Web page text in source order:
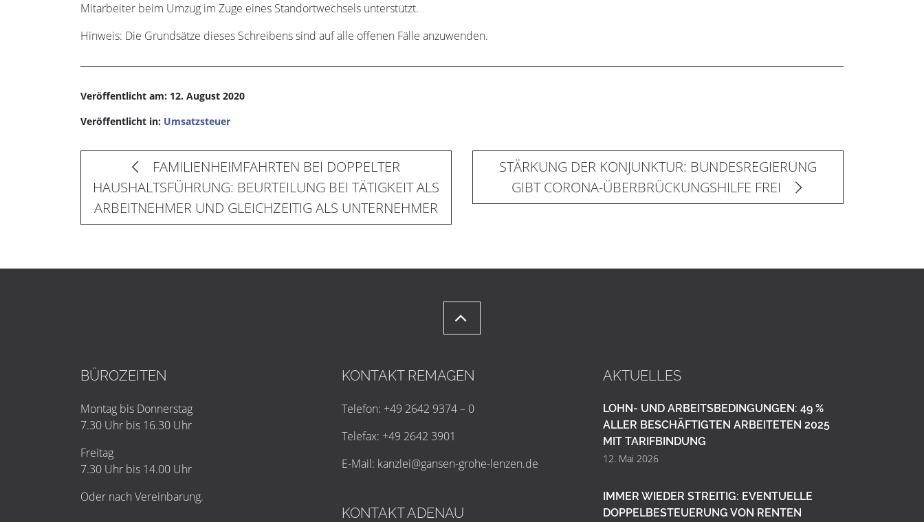
Mitarbeiter beim Umzug im Zuge eines Standortwechsels unterstützt.
Hinweis: Die Grundsätze dieses Schreibens sind auf alle offenen Fälle anzuwenden.
Veröffentlicht am: 12. August 2020
Veröffentlicht in: Umsatzsteuer
FAMILIENHEIMFAHRTEN BEI DOPPELTER
HAUSHALTSFÜHRUNG: BEURTEILUNG BEI TÄTIGKEIT ALS
ARBEITNEHMER UND GLEICHZEITIG ALS UNTERNEHMER
STÄRKUNG DER KONJUNKTUR: BUNDESREGIERUNG
GIBT CORONA-ÜBERBRÜCKUNGSHILFE FREI
BÜROZEITEN
Montag bis Donnerstag
7.30 Uhr bis 16.30 Uhr
Freitag
7.30 Uhr bis 14.00 Uhr
Oder nach Vereinbarung.
KONTAKT REMAGEN
Telefon: +49 2642 9374 – 0
Telefax: +49 2642 3901
E-Mail: kanzlei@gansen-grohe-lenzen.de
KONTAKT ADENAU
AKTUELLES
LOHN- UND ARBEITSBEDINGUNGEN: 49 %
ALLER BESCHÄFTIGTEN ARBEITETEN 2025
MIT TARIFBINDUNG
12. Mai 2026
IMMER WIEDER STREITIG: EVENTUELLE
DOPPELBESTEUERUNG VON RENTEN